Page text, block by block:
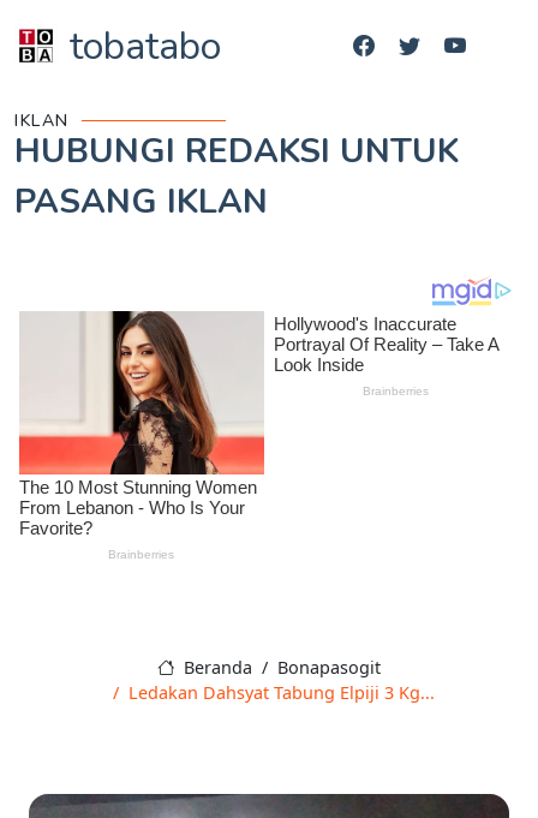
tobatabo
IKLAN
HUBUNGI REDAKSI UNTUK
PASANG IKLAN
Beranda
Bonapasogit
Ledakan Dahsyat Tabung Elpiji 3 Kg...